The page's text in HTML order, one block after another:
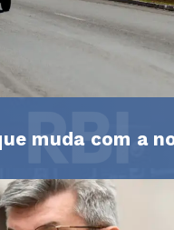
muda com a